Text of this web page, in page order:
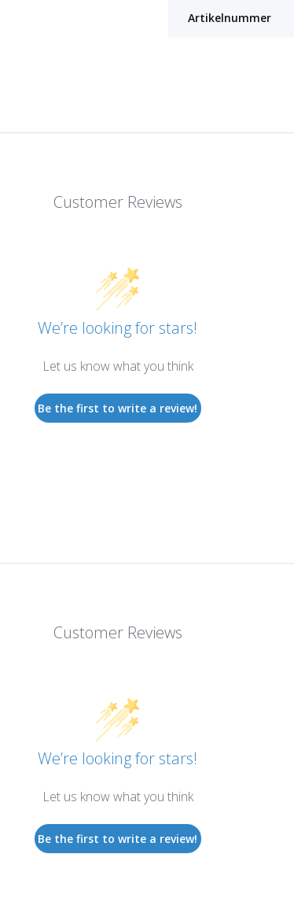
Artikelnummer
Customer Reviews
We’re looking for stars!
Let us know what you think
Be the first to write a review!
Customer Reviews
We’re looking for stars!
Let us know what you think
Be the first to write a review!